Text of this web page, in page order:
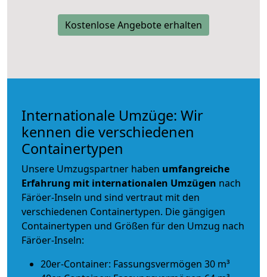
Kostenlose Angebote erhalten
Internationale Umzüge: Wir
kennen die verschiedenen
Containertypen
Unsere Umzugspartner haben umfangreiche
Erfahrung mit internationalen Umzügen nach
Färöer-Inseln und sind vertraut mit den
verschiedenen Containertypen. Die gängigen
Containertypen und Größen für den Umzug nach
Färöer-Inseln:
20er-Container: Fassungsvermögen 30 m³